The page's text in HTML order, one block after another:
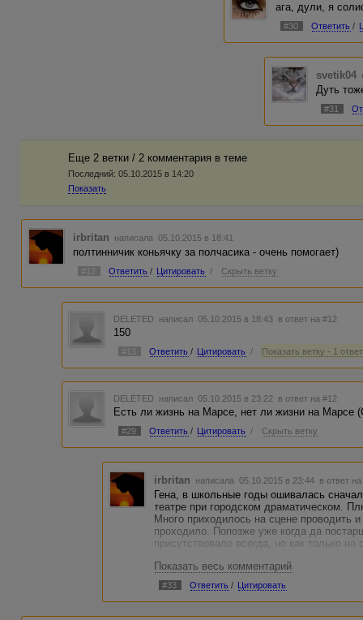
ага, дули, я
#30 Ответить /
svetik04
Дуть
#31
Еще 2 ветки / 2 комментария в темe
Последний: 05.10.2015 в 14:20
Показать
irbritan написала 05.10.2015 в 18:41
полтинничик коньячку за полчасика - очень помогает)
#12 Ответить / Цитировать / Скрыть ветку
DELETED написал 05.10.2015 в 18:43 в ответ на #12
150
#13 Ответить / Цитировать / Показать ветку - 1 ответ
DELETED написал 05.10.2015 в 23:22 в ответ на #12
Есть ли жизнь на Марсе, нет ли жизни на Марсе
#29 Ответить / Цитировать / Скрыть ветку
irbritan написала 05.10.2015 в 23:44 в ответ
Гена, в школьные годы ошивалась
театре при городском драматическом.
Много приходилось на сцене проводить
проходило. Попозже уже когда да
присутствовало всегда, но как только
Татьяной винцом обошлись, начали
приговорили до того как выходить, а
напряжение снять)))
Показать весь комментарий
#33 Ответить / Цитировать